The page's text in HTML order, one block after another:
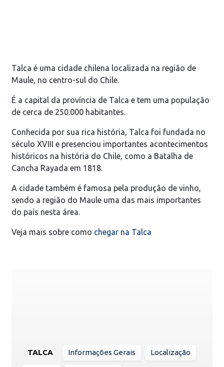
Talca é uma cidade chilena localizada na região de
Maule, no centro-sul do Chile.
É a capital da província de Talca e tem uma população
de cerca de 250.000 habitantes.
Conhecida por sua rica história, Talca foi fundada no
século XVIII e presenciou importantes acontecimentos
históricos na história do Chile, como a Batalha de
Cancha Rayada em 1818.
A cidade também é famosa pela produção de vinho,
sendo a região do Maule uma das mais importantes
do país nesta área.
Veja mais sobre como chegar na Talca
TALCA Informações Gerais Localização